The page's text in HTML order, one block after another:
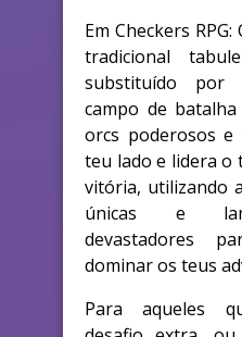
Em Checkers
tradicional
substituído por
campo de
orcs poderosos e
teu lado e lidera o
vitória, utilizando
únicas e
devastadores
dominar os teus
Para aqueles